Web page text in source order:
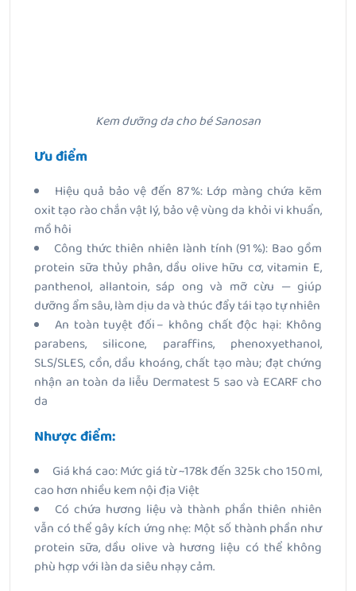
Kem dưỡng da cho bé Sanosan
Ưu điểm
Hiệu quả bảo vệ đến 87 %: Lớp màng chứa kẽm
oxit tạo rào chắn vật lý, bảo vệ vùng da khỏi vi khuẩn,
mồ hôi
Công thức thiên nhiên lành tính (91 %): Bao gồm
protein sữa thủy phân, dầu olive hữu cơ, vitamin E,
panthenol, allantoin, sáp ong và mỡ cừu — giúp
dưỡng ẩm sâu, làm dịu da và thúc đẩy tái tạo tự nhiên
An toàn tuyệt đối – không chất độc hại: Không
parabens, silicone, paraffins, phenoxyethanol,
SLS/SLES, cồn, dầu khoáng, chất tạo màu; đạt chứng
nhận an toàn da liễu Dermatest 5 sao và ECARF cho
da
Nhược điểm:
Giá khá cao: Mức giá từ ~178k đến 325k cho 150 ml,
cao hơn nhiều kem nội địa Việt
Có chứa hương liệu và thành phần thiên nhiên
vẫn có thể gây kích ứng nhẹ: Một số thành phần như
protein sữa, dầu olive và hương liệu có thể không
phù hợp với làn da siêu nhạy cảm.